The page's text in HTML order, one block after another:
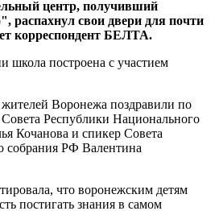
центр, получивший
распахнул свои двери для почти
корреспондент БЕЛТА.
Воронежа поздравили по
Совета Республики Национального
Кочанова и спикер Совета
собрания РФ Валентина
что воронежским детям
постигать знания в самом